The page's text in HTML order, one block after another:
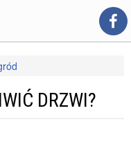
DRZWI?